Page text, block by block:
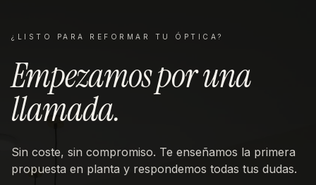
¿LISTO PARA REFORMAR TU ÓPTICA ?
Empezamos por una
llamada.
Sin coste, sin compromiso. Te enseñamos la primera
propuesta en planta y respondemos todas tus dudas.